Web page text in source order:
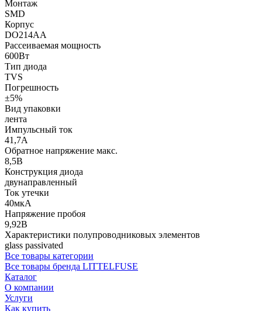
Монтаж
SMD
Корпус
DO214AA
Рассеиваемая мощность
600Вт
Тип диода
TVS
Погрешность
±5%
Вид упаковки
лента
Импульсный ток
41,7А
Обратное напряжение макс.
8,5В
Конструкция диода
двунаправленный
Ток утечки
40мкА
Напряжение пробоя
9,92В
Характеристики полупроводниковых элементов
glass passivated
Все товары категории
Все товары бренда LITTELFUSE
Каталог
О компании
Услуги
Как купить